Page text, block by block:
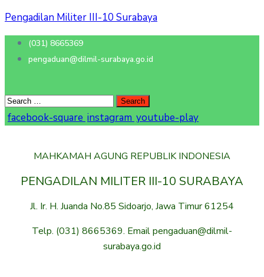
Pengadilan Militer III-10 Surabaya
(031) 8665369
pengaduan@dilmil-surabaya.go.id
facebook-square instagram youtube-play
MAHKAMAH AGUNG REPUBLIK INDONESIA
PENGADILAN MILITER III-10 SURABAYA
Jl. Ir. H. Juanda No.85 Sidoarjo, Jawa Timur 61254
Telp. (031) 8665369. Email pengaduan@dilmil-
surabaya.go.id